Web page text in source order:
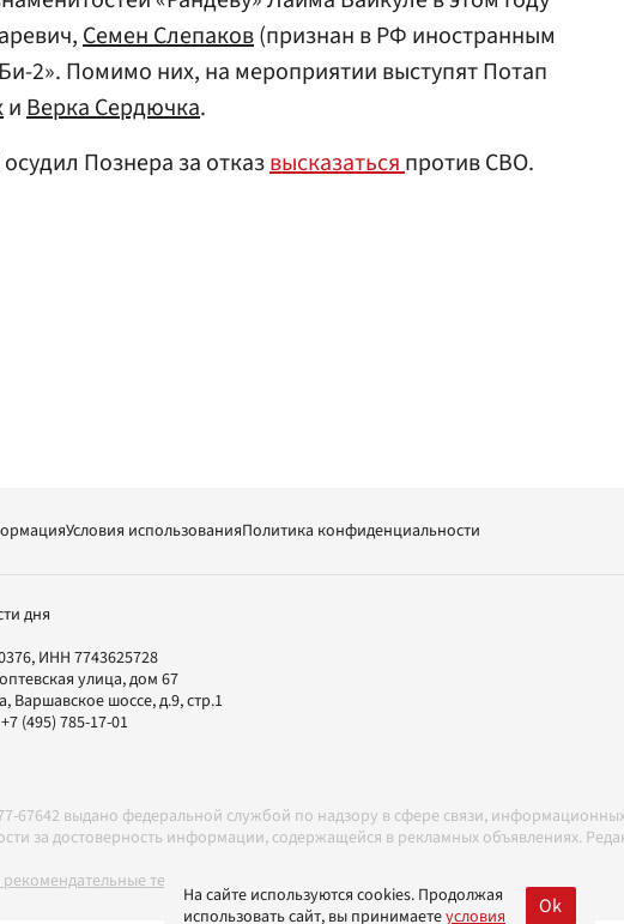
Семен Слепаков(признан в РФ иностранным
2». Помимо них, на мероприятии выступят Потап
иВерка Сердючка.
Познера за отказвысказатьсяпротив СВО.
Условия использованияПолитика конфиденциальности
дня
ИНН 7743625728
улица, дом 67
, Варшавское шоссе, д.9, стр.1
+7 (495) 785-17-01
67642 выдано федеральной службой по надзору в сфере связи,
за достоверность информации, содержащейся в рекламных объявлениях.
технологии в соответствии с Правилами
На сайте используются cookies. Продолжая
использовать сайт, вы принимаетеусловия Ok